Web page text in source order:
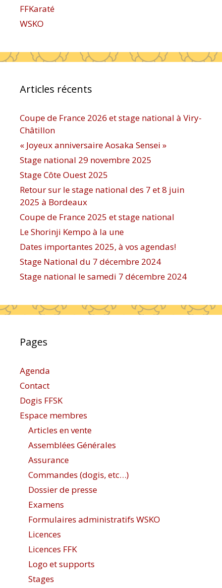
FFKaraté
WSKO
Articles récents
Coupe de France 2026 et stage national à Viry-
Châtillon
« Joyeux anniversaire Aosaka Sensei »
Stage national 29 novembre 2025
Stage Côte Ouest 2025
Retour sur le stage national des 7 et 8 juin
2025 à Bordeaux
Coupe de France 2025 et stage national
Le Shorinji Kempo à la une
Dates importantes 2025, à vos agendas!
Stage National du 7 décembre 2024
Stage national le samedi 7 décembre 2024
Pages
Agenda
Contact
Dogis FFSK
Espace membres
Articles en vente
Assemblées Générales
Assurance
Commandes (dogis, etc…)
Dossier de presse
Examens
Formulaires administratifs WSKO
Licences
Licences FFK
Logo et supports
Stages